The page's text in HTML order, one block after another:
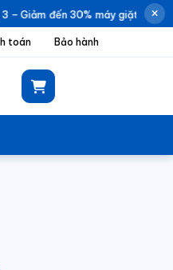
Giảm đến 30% máy giặt
toán Bảo hành